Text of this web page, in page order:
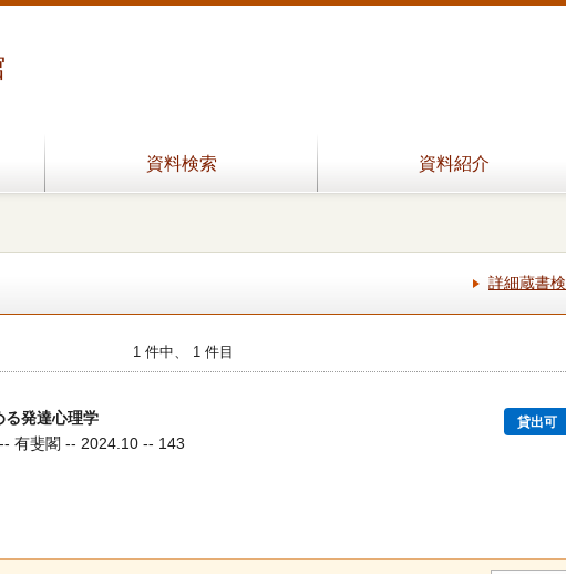
資料検索 資料紹介
詳細蔵書
1 件中、 1 件目
る発達心理学 貸出可
有斐閣 -- 2024.10 -- 143